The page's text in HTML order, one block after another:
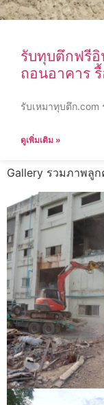
รับทุบตึกฟรีอิ
ถอนอาคาร
รับเหมาทุบตึก
ดูเพิ่มเติม »
Gallery รวมภาพลูก